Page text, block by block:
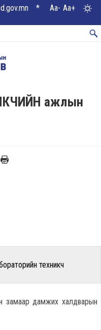
* Aa- Aa+
ажлын
техникч
замаар дамжих халдварын